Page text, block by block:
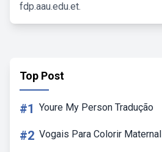
fdp.aau.edu.et.
Top Post
#1 Youre My Person Tradução
#2 Vogais Para Colorir Maternal